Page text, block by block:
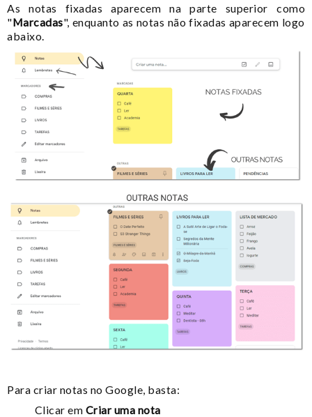
As notas fixadas aparecem na parte superior como
"Marcadas", enquanto as notas não fixadas aparecem logo
abaixo.
Para criar notas no Google, basta:
Clicar em Criar uma nota